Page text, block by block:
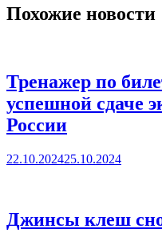
Похожие новости
Тренажер по
успешной сдаче
России
22.10.202425.10.2024
Джинсы клеш